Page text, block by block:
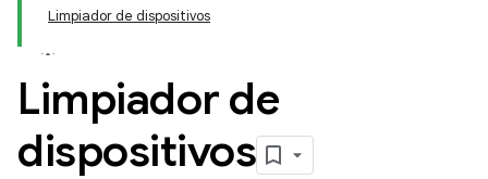
Limpiador de dispositivos
Limpiador de
dispositivos